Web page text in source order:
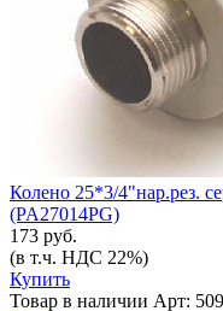
Колено 25*3/4"нар.рез.
(PA27014PG)
173 руб.
(в т.ч. НДС 22%)
Купить
Товар в наличии Арт: